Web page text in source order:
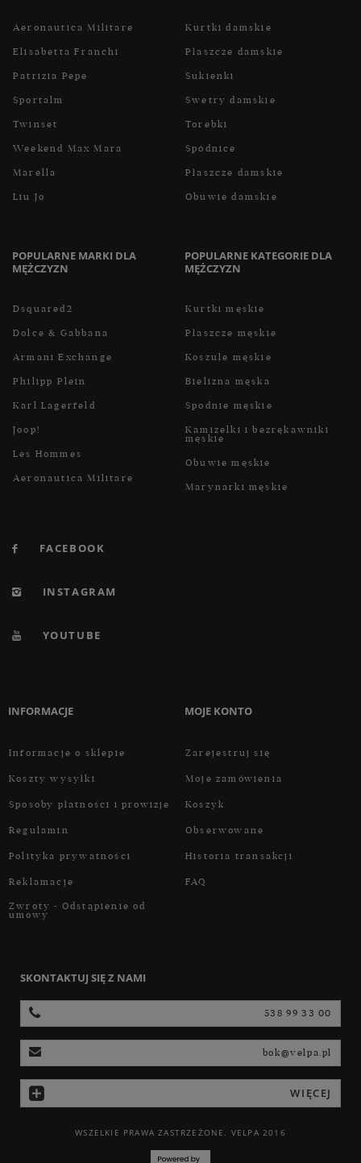
Aeronautica Militare
Elisabetta Franchi
Patrizia Pepe
Sportalm
Twinset
Weekend Max Mara
Marella
Liu Jo
Kurtki damskie
Płaszcze damskie
Sukienki
Swetry damskie
Torebki
Spódnice
Płaszcze damskie
Obuwie damskie
POPULARNE MARKI DLA
MĘŻCZYZN
Dsquared2
Dolce & Gabbana
Armani Exchange
Philipp Plein
Karl Lagerfeld
Joop!
Les Hommes
Aeronautica Militare
POPULARNE KATEGORIE DLA
MĘŻCZYZN
Kurtki męskie
Płaszcze męskie
Koszule męskie
Bielizna męska
Spodnie męskie
Kamizelki i bezrękawniki
męskie
Obuwie męskie
Marynarki męskie
FACEBOOK
INSTAGRAM
YOUTUBE
INFORMACJE
Informacje o sklepie
Koszty wysyłki
Sposoby płatności i prowizje
Regulamin
Polityka prywatności
Reklamacje
Zwroty - Odstąpienie od
umowy
MOJE KONTO
Zarejestruj się
Moje zamówienia
Koszyk
Obserwowane
Historia transakcji
FAQ
SKONTAKTUJ SIĘ Z NAMI
538 99 33 00
bok@velpa.pl
WIĘCEJ
WSZELKIE PRAWA ZASTRZEŻONE. VELPA 2016